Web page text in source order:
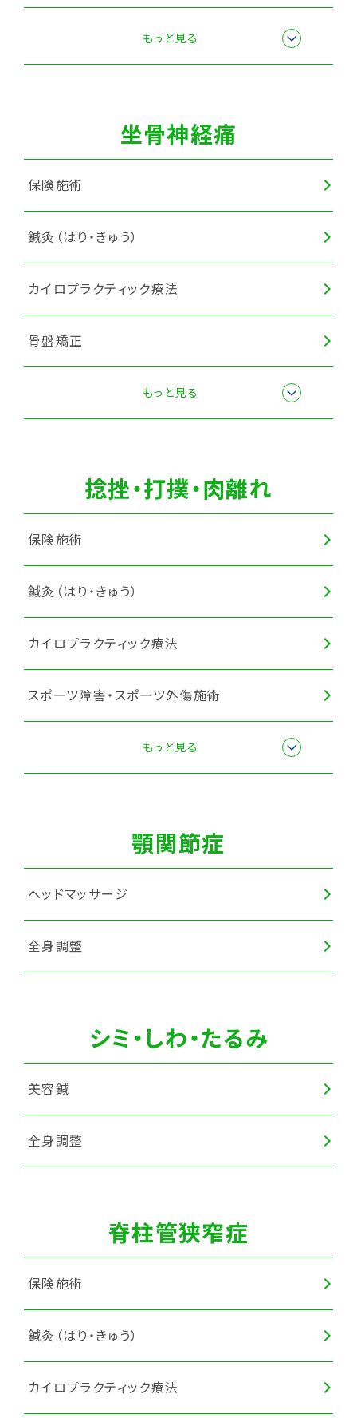
スポーツ障害・スポーツ外傷施術
もっと見る
坐骨神経痛
保険施術
鍼灸（はり・きゅう）
カイロプラクティック療法
骨盤矯正
もっと見る
捻挫・打撲・肉離れ
保険施術
鍼灸（はり・きゅう）
カイロプラクティック療法
スポーツ障害・スポーツ外傷施術
もっと見る
顎関節症
ヘッドマッサージ
全身調整
シミ・しわ・たるみ
美容鍼
全身調整
脊柱管狭窄症
保険施術
鍼灸（はり・きゅう）
カイロプラクティック療法